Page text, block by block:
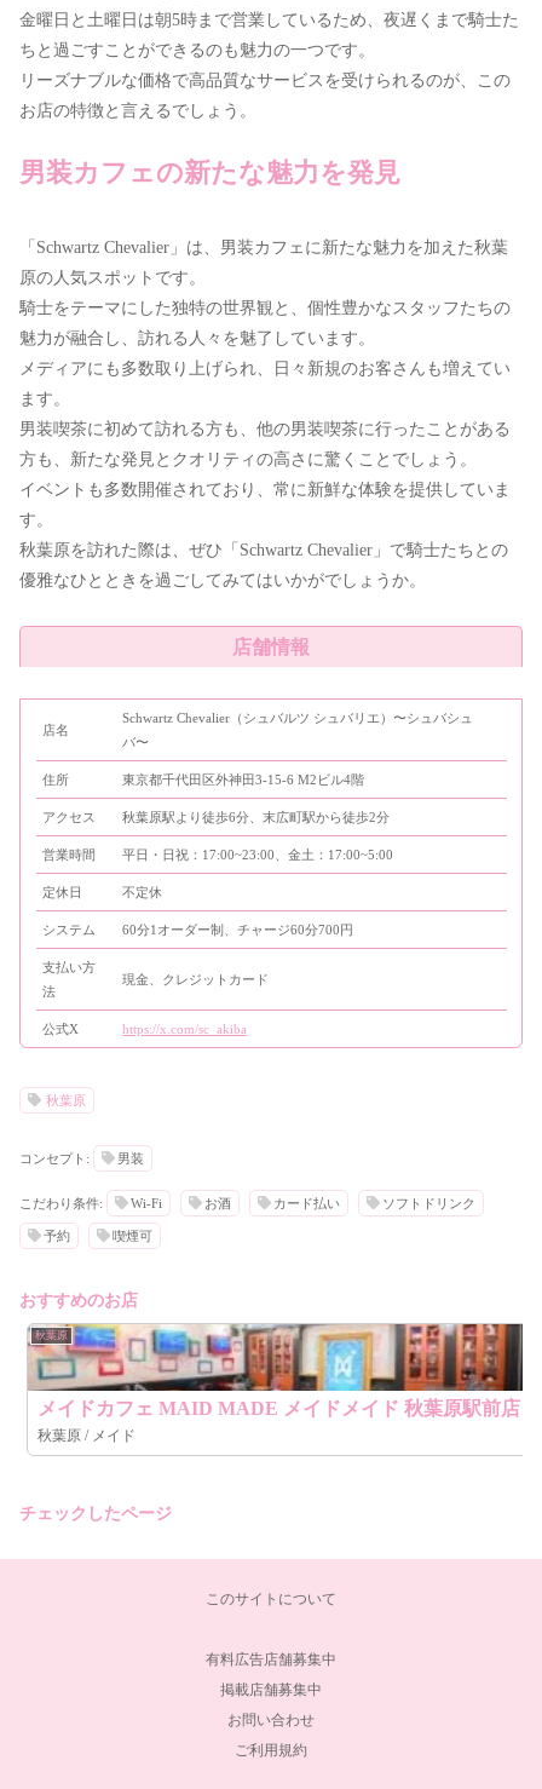
金曜日と土曜日は朝5時まで営業しているため、夜遅くまで騎士た
ちと過ごすことができるのも魅力の一つです。
リーズナブルな価格で高品質なサービスを受けられるのが、この
お店の特徴と言えるでしょう。
男装カフェの新たな魅力を発見
「Schwartz Chevalier」は、男装カフェに新たな魅力を加えた秋葉
原の人気スポットです。
騎士をテーマにした独特の世界観と、個性豊かなスタッフたちの
魅力が融合し、訪れる人々を魅了しています。
メディアにも多数取り上げられ、日々新規のお客さんも増えてい
ます。
男装喫茶に初めて訪れる方も、他の男装喫茶に行ったことがある
方も、新たな発見とクオリティの高さに驚くことでしょう。
イベントも多数開催されており、常に新鮮な体験を提供していま
す。
秋葉原を訪れた際は、ぜひ「Schwartz Chevalier」で騎士たちとの
優雅なひとときを過ごしてみてはいかがでしょうか。
店舗情報
店名
Schwartz Chevalier（シュバルツ シュバリエ）〜シュバシュ
バ〜
住所 東京都千代田区外神田3-15-6 M2ビル4階
アクセス 秋葉原駅より徒歩6分、末広町駅から徒歩2分
営業時間 平日・日祝：17:00~23:00、金土：17:00~5:00
定休日 不定休
システム 60分1オーダー制、チャージ60分700円
支払い方
法
現金、クレジットカード
公式X https://x.com/sc_akiba
秋葉原
コンセプト: 男装
こだわり条件: Wi-Fi お酒 カード払い ソフトドリンク
予約 喫煙可
おすすめのお店
秋葉原
メイドカフェ MAID MADE メイドメイド 秋葉原駅前店
秋葉原 / メイド
チェックしたページ
このサイトについて
有料広告店舗募集中
掲載店舗募集中
お問い合わせ
ご利用規約